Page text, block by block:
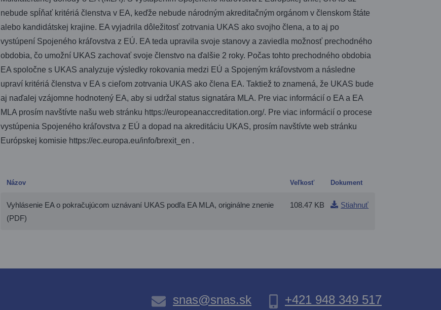
nebude spĺňať kritériá členstva v EA, keďže nebude národným akreditačným orgánom v členskom štáte
alebo kandidátskej krajine. EA vyjadrila dôležitosť zotrvania UKAS ako svojho člena, a to aj po
vystúpení Spojeného kráľovstva z EÚ. EA teda upravila svoje stanovy a zaviedla možnosť prechodného
obdobia, čo umožní UKAS zachovať svoje členstvo na ďalšie 2 roky. Počas tohto prechodného obdobia
EA spoločne s UKAS analyzuje výsledky rokovania medzi EÚ a Spojeným kráľovstvom a následne
upraví kritériá členstva v EA s cieľom zotrvania UKAS ako člena EA. Taktiež to znamená, že UKAS bude
aj naďalej vzájomne hodnotený EA, aby si udržal status signatára MLA. Pre viac informácií o EA a EA
MLA prosím navštívte našu web stránku https://europeanaccreditation.org/. Pre viac informácií o procese
vystúpenia Spojeného kráľovstva z EÚ a dopad na akreditáciu UKAS, prosím navštívte web stránku
Európskej komisie https://ec.europa.eu/info/brexit_en .
Názov Veľkosť Dokument
Vyhlásenie EA o pokračujúcom uznávaní UKAS podľa EA ​​MLA, originálne znenie
(PDF)
108.47 KB Stiahnuť
snas@snas.sk +421 948 349 517